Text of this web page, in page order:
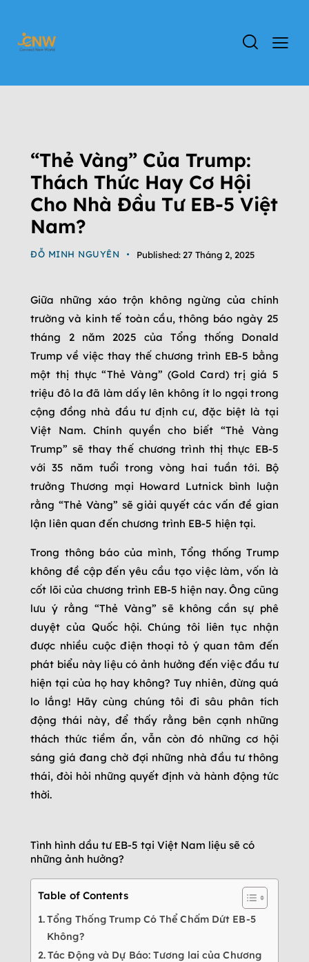
“Thẻ Vàng” Của Trump:
Thách Thức Hay Cơ Hội
Cho Nhà Đầu Tư EB-5 Việt
Nam?
ĐỖ MINH NGUYÊN Published: 27 Tháng 2, 2025
Giữa những xáo trộn không ngừng của chính
trường và kinh tế toàn cầu, thông báo ngày 25
tháng 2 năm 2025 của Tổng thống Donald
Trump về việc thay thế chương trình EB-5 bằng
một thị thực “Thẻ Vàng” (Gold Card) trị giá 5
triệu đô la đã làm dấy lên không ít lo ngại trong
cộng đồng nhà đầu tư định cư, đặc biệt là tại
Việt Nam. Chính quyền cho biết “Thẻ Vàng
Trump” sẽ thay thế chương trình thị thực EB-5
với 35 năm tuổi trong vòng hai tuần tới. Bộ
trưởng Thương mại Howard Lutnick bình luận
rằng “Thẻ Vàng” sẽ giải quyết các vấn đề gian
lận liên quan đến chương trình EB-5 hiện tại.
Trong thông báo của mình, Tổng thống Trump
không đề cập đến yêu cầu tạo việc làm, vốn là
cốt lõi của chương trình EB-5 hiện nay. Ông cũng
lưu ý rằng “Thẻ Vàng” sẽ không cần sự phê
duyệt của Quốc hội. Chúng tôi liên tục nhận
được nhiều cuộc điện thoại tỏ ý quan tâm đến
phát biểu này liệu có ảnh hưởng đến việc đầu tư
hiện tại của họ hay không? Tuy nhiên, đừng quá
lo lắng! Hãy cùng chúng tôi đi sâu phân tích
động thái này, để thấy rằng bên cạnh những
thách thức tiềm ẩn, vẫn còn đó những cơ hội
sáng giá đang chờ đợi những nhà đầu tư thông
thái, đòi hỏi những quyết định và hành động tức
thời.
Tình hình dầu tư EB-5 tại Việt Nam liệu sẽ có
những ảnh hưởng?
Table of Contents
Tổng Thống Trump Có Thể Chấm Dứt EB-5
Không?
Tác Động và Dự Báo: Tương lai của Chương